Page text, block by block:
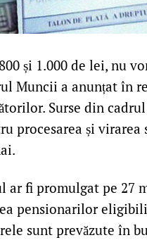
și 1.000 de lei, nu
Muncii a anunțat în
Surse din
procesarea și virarea
ar fi promulgat pe 27
pensionarilor
sunt prevăzute în